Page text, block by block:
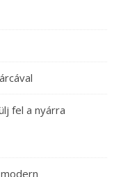
fel a nyárra